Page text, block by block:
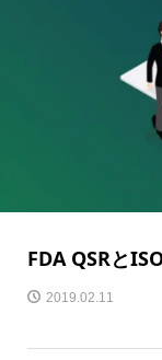
FDA QSRと
2019.02.11